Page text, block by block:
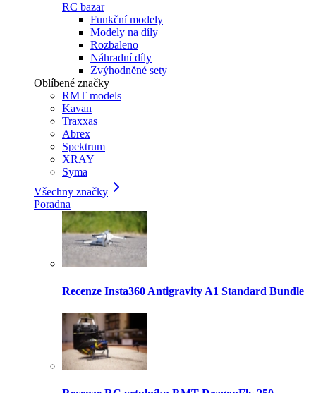
RC bazar
Funkční modely
Modely na díly
Rozbaleno
Náhradní díly
Zvýhodněné sety
Oblíbené značky
RMT models
Kavan
Traxxas
Abrex
Spektrum
XRAY
Syma
Všechny značky
Poradna
Recenze Insta360 Antigravity A1 Standard Bundle